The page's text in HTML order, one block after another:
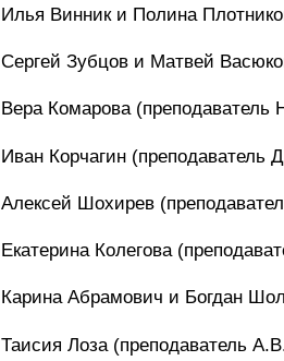
Илья Винник и Полина
Сергей Зубцов и Матвей
Вера Комарова (преподаватель
Иван Корчагин (преподаватель
Алексей Шохирев
Екатерина Колегова
Карина Абрамович и Богдан
Таисия Лоза (преподаватель